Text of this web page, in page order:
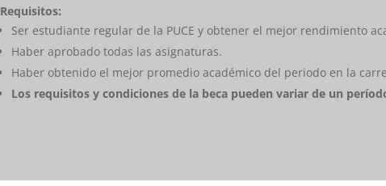
Requisitos:
Ser estudiante regular de la PUCE y obtener el mejor rendimiento
Haber aprobado todas las asignaturas.
Haber obtenido el mejor promedio académico del periodo en la
Los requisitos y condiciones de la beca pueden variar de un